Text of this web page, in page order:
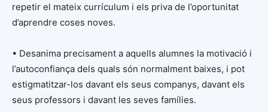
repetir el mateix currículum i els priva de l’oportunitat
d’aprendre coses noves.
• Desanima precisament a aquells alumnes la motivació i
l’autoconfiança dels quals són normalment baixes, i pot
estigmatitzar-los davant els seus companys, davant els
seus professors i davant les seves famílies.